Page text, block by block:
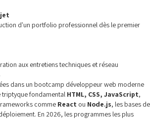
d'un portfolio professionnel dès le premier
aux entretiens techniques et réseau
dans un bootcamp développeur web moderne
triptyque fondamental HTML, CSS, JavaScript,
comme React ou Node.js, les bases de
En 2026, les programmes les plus